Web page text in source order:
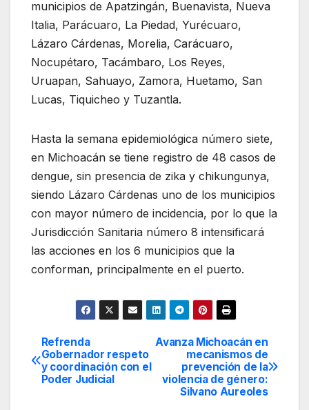
municipios de Apatzingán, Buenavista, Nueva
Italia, Parácuaro, La Piedad, Yurécuaro,
Lázaro Cárdenas, Morelia, Carácuaro,
Nocupétaro, Tacámbaro, Los Reyes,
Uruapan, Sahuayo, Zamora, Huetamo, San
Lucas, Tiquicheo y Tuzantla.
Hasta la semana epidemiológica número siete,
en Michoacán se tiene registro de 48 casos de
dengue, sin presencia de zika y chikungunya,
siendo Lázaro Cárdenas uno de los municipios
con mayor número de incidencia, por lo que la
Jurisdicción Sanitaria número 8 intensificará
las acciones en los 6 municipios que la
conforman, principalmente en el puerto.
Navegación
de
Avanza Michoacán en
mecanismos de
prevención de la
violencia de género:
Silvano Aureoles
Refrenda
Gobernador respeto
y coordinación con el
Poder Judicial